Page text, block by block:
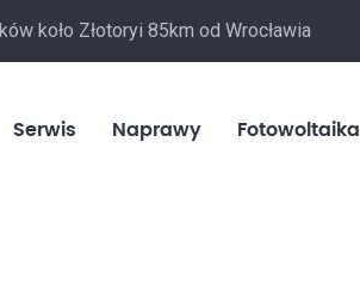
koło Złotoryi 85km od Wrocławia
Serwis Naprawy Fotowoltaika